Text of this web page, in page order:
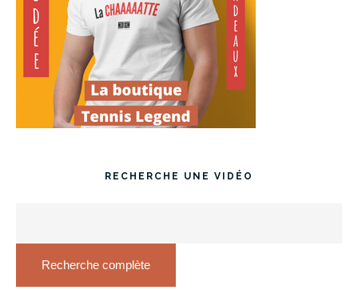
RECHERCHE UNE VIDÉO
Recherche complète